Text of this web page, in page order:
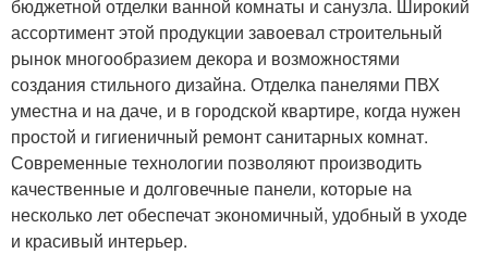
бюджетной отделки ванной комнаты и санузла. Широкий
ассортимент этой продукции завоевал строительный
рынок многообразием декора и возможностями
создания стильного дизайна. Отделка панелями ПВХ
уместна и на даче, и в городской квартире, когда нужен
простой и гигиеничный ремонт санитарных комнат.
Современные технологии позволяют производить
качественные и долговечные панели, которые на
несколько лет обеспечат экономичный, удобный в уходе
и красивый интерьер.